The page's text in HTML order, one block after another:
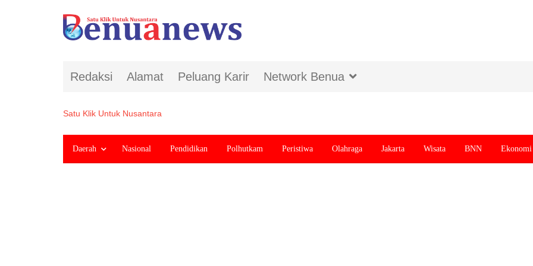
Redaksi Alamat Peluang Karir Network Benua
Satu Klik Untuk Nusantara
Daerah Nasional Pendidikan Polhutkam Peristiwa Olahraga Jakarta Wisata BNN Ekonomi